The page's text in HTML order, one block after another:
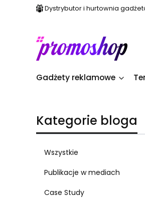
Dystrybutor i hurtownia
Gadżety reklamowe
Kategorie bloga
Wszystkie
Publikacje w mediach
Case Study